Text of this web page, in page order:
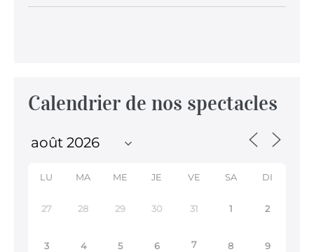
Calendrier de nos spectacles
LU MA ME JE VE SA DI
27 28 29 30 31 1 2
3 4 5 6 7 8 9